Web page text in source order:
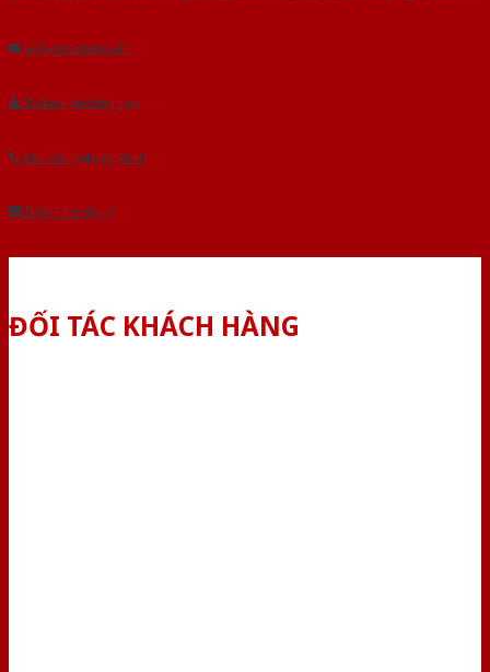
Gửi yêu cầu tư vấn
Tải báo giá tổng hợp
Yêu cầu gọi lại (3 phút)
Dành cho đại lý
ĐỐI TÁC KHÁCH HÀNG